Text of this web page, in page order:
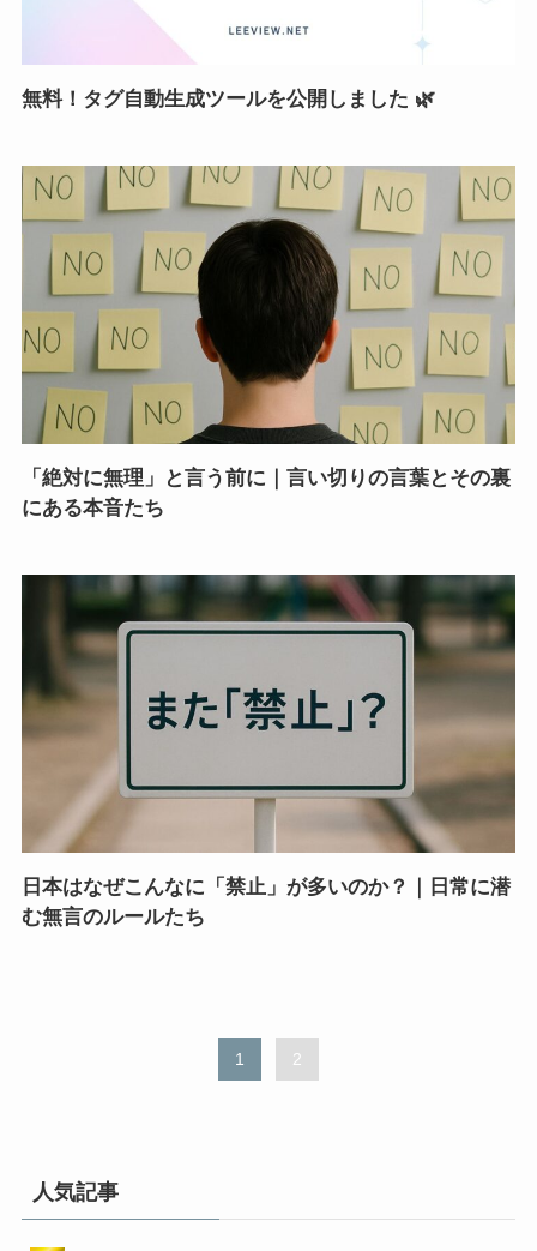
無料！タグ自動生成ツールを公開しました 🌿
「絶対に無理」と言う前に｜言い切りの言葉とその裏
にある本音たち
日本はなぜこんなに「禁止」が多いのか？｜日常に潜
む無言のルールたち
1 2
人気記事